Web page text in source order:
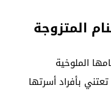
المتزوجة
الملوخية
بأفراد أسرتها